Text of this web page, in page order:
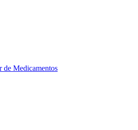
de Medicamentos